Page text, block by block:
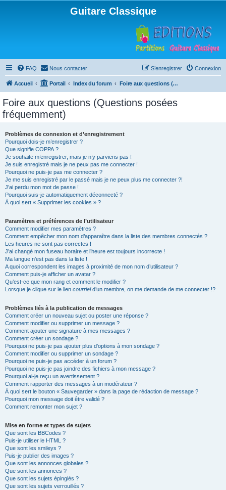
Guitare Classique
FAQ Nous contacter Connexion
S’enregistrer
Accueil Portail Index du forum Foire aux questions (Questions posées fréquemment)
Foire aux questions (Questions posées
fréquemment)
Problèmes de connexion et d’enregistrement
Pourquoi dois-je m’enregistrer ?
Que signifie COPPA ?
Je souhaite m’enregistrer, mais je n’y parviens pas !
Je suis enregistré mais je ne peux pas me connecter !
Pourquoi ne puis-je pas me connecter ?
Je me suis enregistré par le passé mais je ne peux plus me connecter ?!
J’ai perdu mon mot de passe !
Pourquoi suis-je automatiquement déconnecté ?
À quoi sert « Supprimer les cookies » ?
Paramètres et préférences de l’utilisateur
Comment modifier mes paramètres ?
Comment empêcher mon nom d’apparaître dans la liste des membres connectés ?
Les heures ne sont pas correctes !
J’ai changé mon fuseau horaire et l’heure est toujours incorrecte !
Ma langue n’est pas dans la liste !
A quoi correspondent les images à proximité de mon nom d’utilisateur ?
Comment puis-je afficher un avatar ?
Qu’est-ce que mon rang et comment le modifier ?
Lorsque je clique sur le lien courrield’un membre, on me demande de me connecter !?
Problèmes liés à la publication de messages
Comment créer un nouveau sujet ou poster une réponse ?
Comment modifier ou supprimer un message ?
Comment ajouter une signature à mes messages ?
Comment créer un sondage ?
Pourquoi ne puis-je pas ajouter plus d’options à mon sondage ?
Comment modifier ou supprimer un sondage ?
Pourquoi ne puis-je pas accéder à un forum ?
Pourquoi ne puis-je pas joindre des fichiers à mon message ?
Pourquoi ai-je reçu un avertissement ?
Comment rapporter des messages à un modérateur ?
À quoi sert le bouton « Sauvegarder » dans la page de rédaction de message ?
Pourquoi mon message doit être validé ?
Comment remonter mon sujet ?
Mise en forme et types de sujets
Que sont les BBCodes ?
Puis-je utiliser le HTML ?
Que sont les smileys ?
Puis-je publier des images ?
Que sont les annonces globales ?
Que sont les annonces ?
Que sont les sujets épinglés ?
Que sont les sujets verrouillés ?